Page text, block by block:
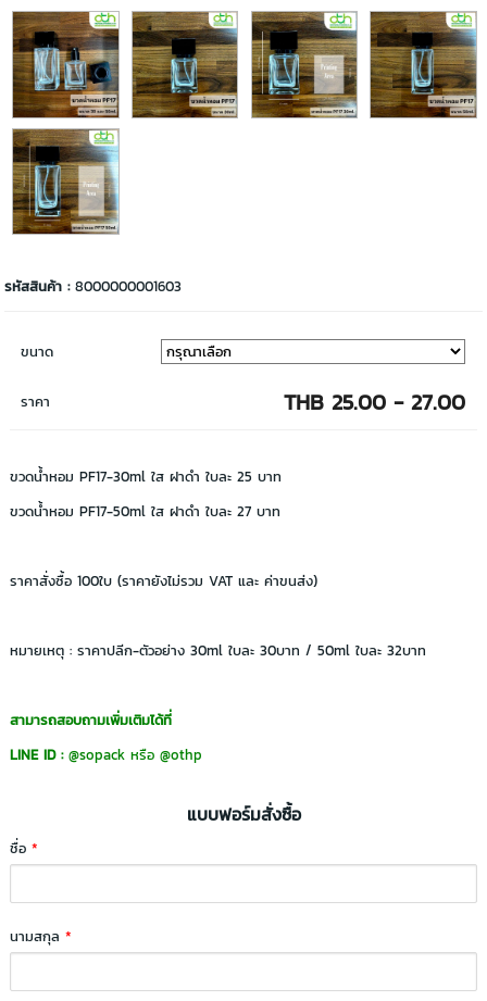
รหัสสินค้า :8000000001603
ขนาด
ราคา THB 25.00 - 27.00
ขวดน้ำหอม PF17-30ml ใส ฝาดำ ใบละ 25 บาท
ขวดน้ำหอม PF17-50ml ใส ฝาดำ ใบละ 27 บาท
ราคาสั่งซื้อ 100ใบ (ราคายังไม่รวม VAT และ ค่าขนส่ง)
หมายเหตุ : ราคาปลีก-ตัวอย่าง 30ml ใบละ 30บาท / 50ml ใบละ 32บาท
สามารถสอบถามเพิ่มเติมได้ที่
LINE ID : @sopack หรือ@othp
แบบฟอร์มสั่งซื้อ
ชื่อ*
นามสกุล*